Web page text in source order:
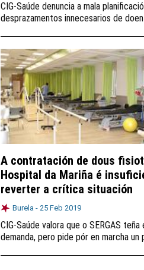
CIG-Saúde denuncia a mala
desprazamentos innecesarios de
A contratación de dous
Hospital da Mariña é
reverter a crítica situación
Burela - 25 Feb 2019
CIG-Saúde valora que o SERGAS
demanda, pero pide pór en marcha un